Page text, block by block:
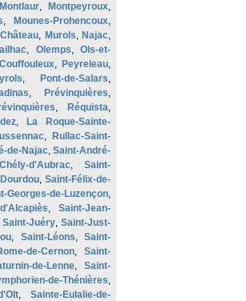
Montlaur, Montpeyroux,
, Mounes-Prohencoux,
, Murols, Najac,
, Olemps, Ols-et-
, Peyreleau,
, Pont-de-Salars,
, Prévinquières,
, Réquista,
,
La Roque-Sainte-
,
Rullac-Saint-
de-Najac, Saint-André-
d'Aubrac, Saint-
,Saint-Félix-de-
Georges-de-Luzençon,
, Saint-Jean-
Saint-Juéry, Saint-Just-
, Saint-Léons, Saint-
de-Cernon, Saint-
de-Lenne, Saint-
de-Thénières,
, Sainte-Eulalie-de-